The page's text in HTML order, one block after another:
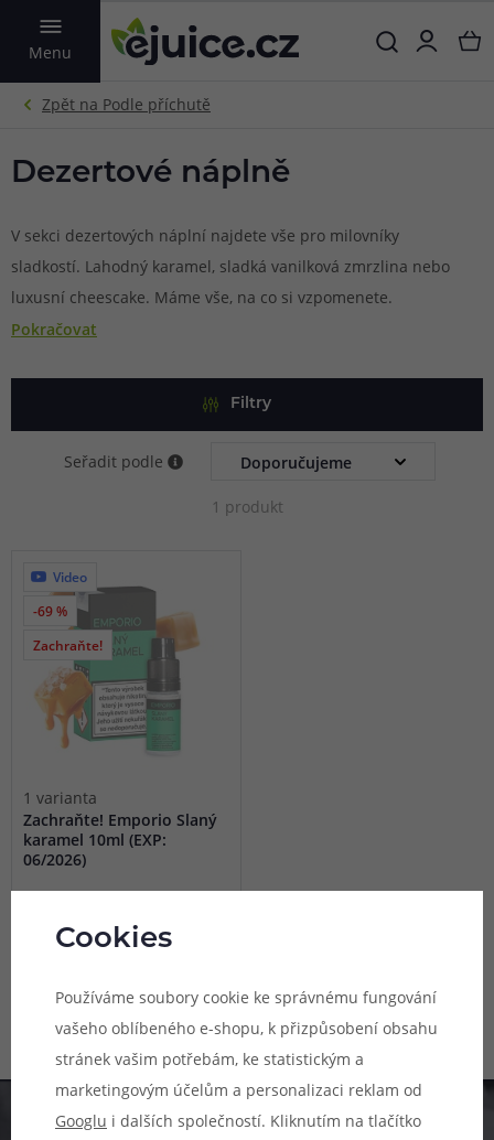
Menu
VYHLEDAT
Dezertové náplně
V sekci dezertových náplní najdete vše pro milovníky
sladkostí. Lahodný karamel, sladká vanilková zmrzlina nebo
luxusní cheescake. Máme vše, na co si vzpomenete.
Pokračovat
Filtry
Seřadit podle
1 produkt
Video
-69 %
Zachraňte!
1 varianta
Zachraňte! Emporio Slaný
karamel 10ml (EXP:
06/2026)
Minimální datum spotřeby
06/2026.
59 Kč 189 Kč
Pomůžeme vám s výběrem
Cookies
Používáme soubory cookie ke správnému fungování
vašeho oblíbeného e-shopu, k přizpůsobení obsahu
stránek vašim potřebám, ke statistickým a
marketingovým účelům a personalizaci reklam od
Googlu i dalších společností. Kliknutím na tlačítko